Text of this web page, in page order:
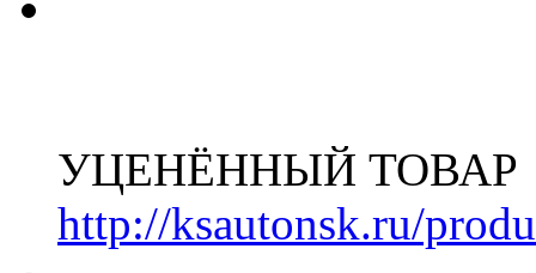
УЦЕНЁННЫЙ ТОВАР
http://ksautonsk.ru/